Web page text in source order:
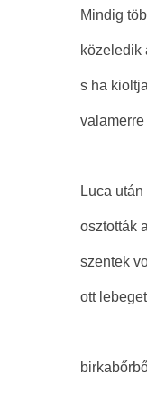
Mindig
közeledik
s ha
Luca
osztották
szentek
ott